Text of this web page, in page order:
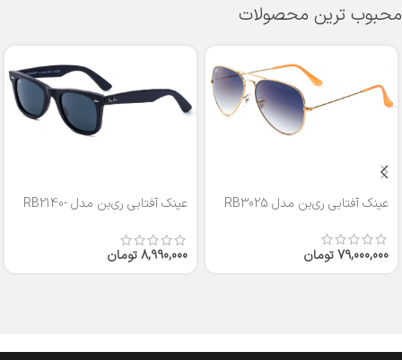
محبوب ترین محصولات
عینک آفتابی ری‌بن مدل RB3025
79,000,000تومان
عینک آفتابی ری‌بن مدل RB2140-
8,990,000تومان